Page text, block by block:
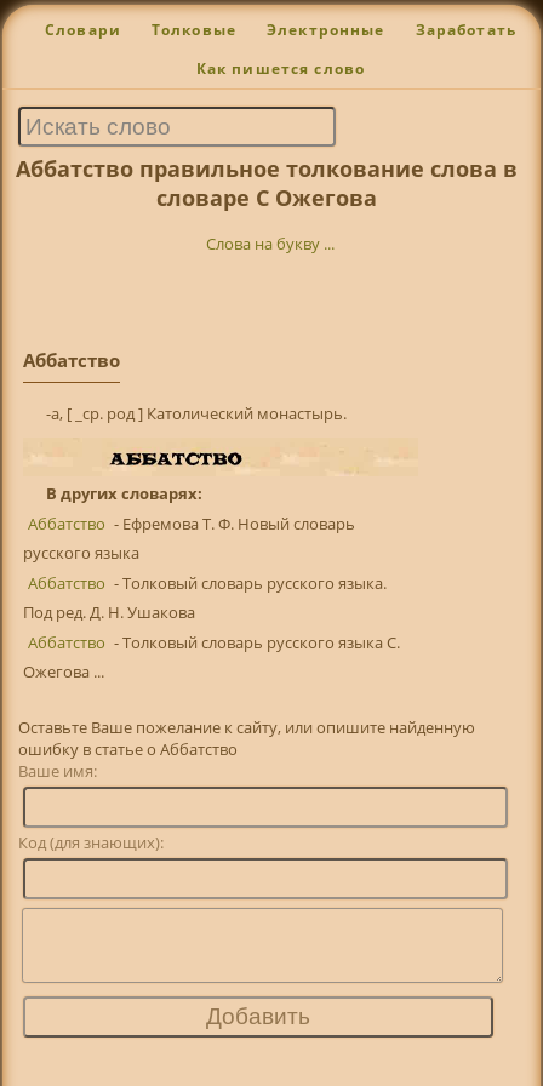
Словари Толковые Электронные Заработать
Как пишется слово
Аббатство правильное толкование слова в
словаре С Ожегова
Слова на букву ...
Аббатство
-а, [ _ср. род ] Католический монастырь.
В других словарях:
Аббатство - Ефремова Т. Ф. Новый словарь
русского языка
Аббатство - Толковый словарь русского языка.
Под ред. Д. Н. Ушакова
Аббатство - Толковый словарь русского языка С.
Ожегова ...
Оставьте Ваше пожелание к сайту, или опишите найденную
ошибку в статье о Аббатство
Ваше имя:
Код (для знающих):